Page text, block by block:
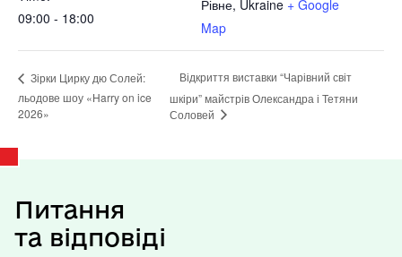
09:00 - 18:00
Рівне, Ukraine + Google
Map
Зірки Цирку дю Солей:
льодове шоу «Harry on ice
2026»
Відкриття виставки “Чарівний світ
шкіри” майстрів Олександра і Тетяни
Соловей
Питання
та відповіді